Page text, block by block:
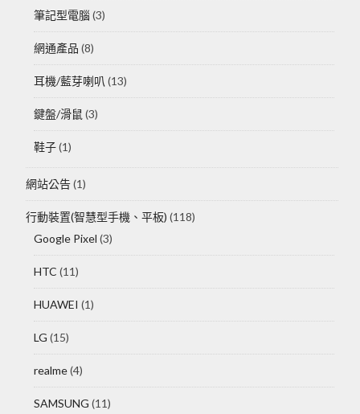
筆記型電腦(3)
網通產品 (8)
耳機/藍芽喇叭 (13)
鍵盤/滑鼠 (3)
鞋子(1)
網站公告(1)
行動裝置(智慧型手機、平板) (118)
Google Pixel (3)
HTC (11)
HUAWEI (1)
LG (15)
realme(4)
SAMSUNG (11)